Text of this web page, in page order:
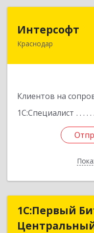
Интерсофт
Краснодар
Клиентов на
1С:Специалист
350020,
1С:Первый